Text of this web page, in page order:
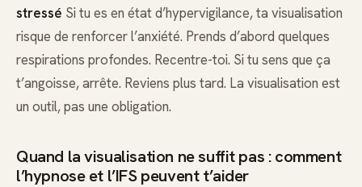
stressé Si tu es en état d’hypervigilance, ta visualisation
risque de renforcer l’anxiété. Prends d’abord quelques
respirations profondes. Recentre-toi. Si tu sens que ça
t’angoisse, arrête. Reviens plus tard. La visualisation est
un outil, pas une obligation.
Quand la visualisation ne suffit pas : comment
l’hypnose et l’IFS peuvent t’aider